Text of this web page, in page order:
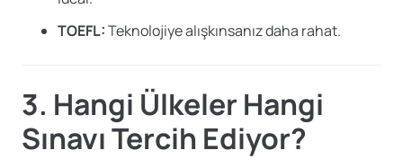
TOEFL:Teknolojiye alışkınsanız daha rahat.
3. Hangi Ülkeler Hangi
Sınavı Tercih Ediyor?